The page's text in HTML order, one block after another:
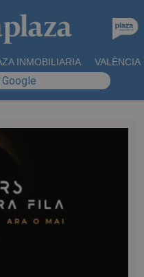
INMOBILIARIA VALÈNCIA